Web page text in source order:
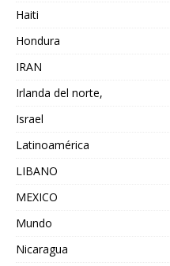
Haiti
Hondura
IRAN
Irlanda del norte,
Israel
Latinoamérica
LIBANO
MEXICO
Mundo
Nicaragua